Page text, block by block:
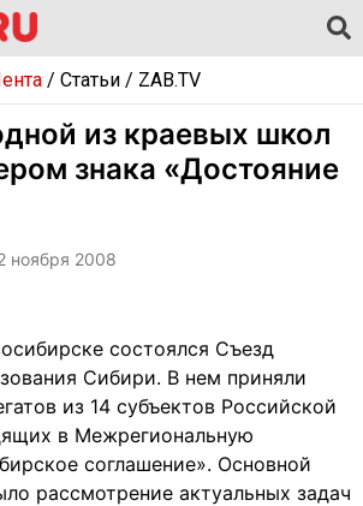
/ Статьи/ ZAB.TV
из краевых школ
знака «Достояние
ноября 2008
состоялся Съезд
Сибири. В нем приняли
из 14 субъектов Российской
в Межрегиональную
соглашение». Основной
рассмотрение актуальных задач